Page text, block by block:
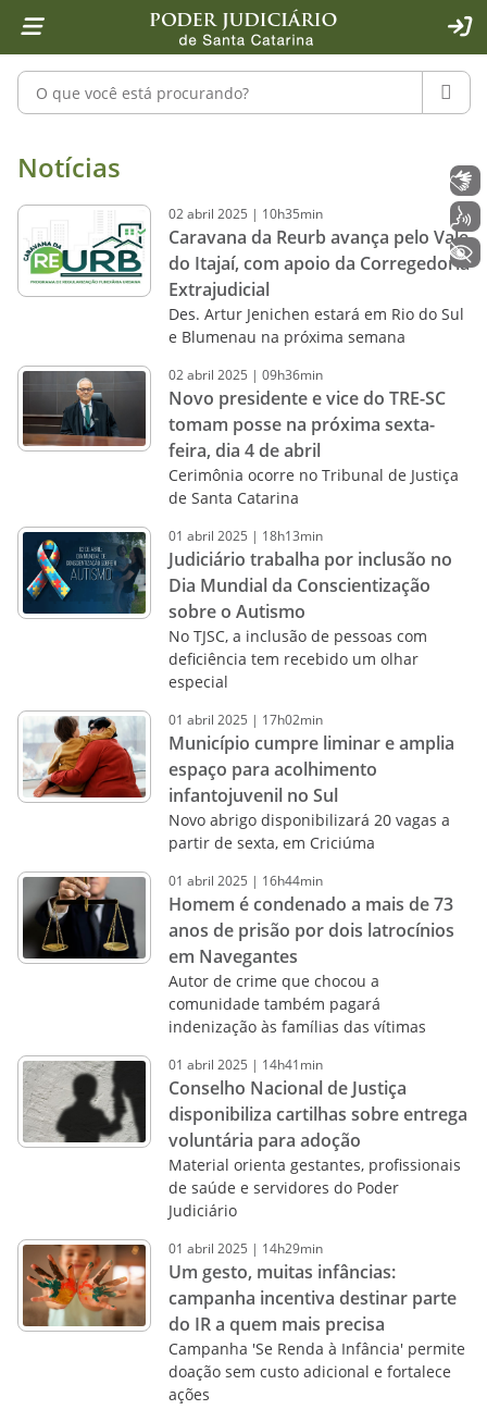
1 Ir para o conteúdo
2 Ir para a ferramenta de acessibilidade - Rybená
4 Ir para o menu principal
5 Ir para a pesquisa
6 Ir para o rodapé
7 Ir para a página inicial
Pesquisar no portal
Notícias - Imprensa - Poder
Notícias
02abril 2025 | 10h35min
Caravana da Reurb avança pelo Vale
do Itajaí, com apoio da Corregedoria
Extrajudicial
Des. Artur Jenichen estará em Rio do Sul
e Blumenau na próxima semana
02abril 2025 | 09h36min
Novo presidente e vice do TRE-SC
tomam posse na próxima sexta-
feira, dia 4 de abril
Cerimônia ocorre no Tribunal de Justiça
de Santa Catarina
01 abril 2025 | 18h13min
Judiciário trabalha por inclusão no
Dia Mundial da Conscientização
sobre o Autismo
No TJSC, a inclusão de pessoas com
deficiência tem recebido um olhar
especial
01 abril 2025 | 17h02min
Município cumpre liminar e amplia
espaço para acolhimento
infantojuvenil no Sul
Novo abrigo disponibilizará 20 vagas a
partir de sexta, em Criciúma
01 abril 2025 | 16h44min
Homem é condenado a mais de 73
anos de prisão por dois latrocínios
em Navegantes
Autor de crime que chocou a
comunidade também pagará
indenização às famílias das vítimas
01 abril 2025 | 14h41min
Conselho Nacional de Justiça
disponibiliza cartilhas sobre entrega
voluntária para adoção
Material orienta gestantes, profissionais
de saúde e servidores do Poder
Judiciário
01 abril 2025 | 14h29min
Um gesto, muitas infâncias:
campanha incentiva destinar parte
do IR a quem mais precisa
Campanha 'Se Renda à Infância' permite
doação sem custo adicional e fortalece
ações
+ Acessibilidade